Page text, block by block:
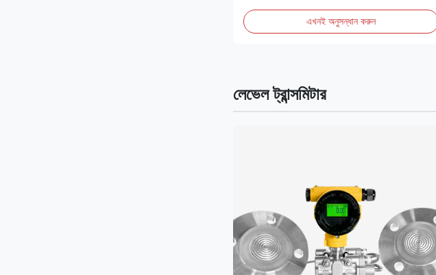
এখনই অনুসন্ধান করুন
লেভেল ট্রান্সমিটার